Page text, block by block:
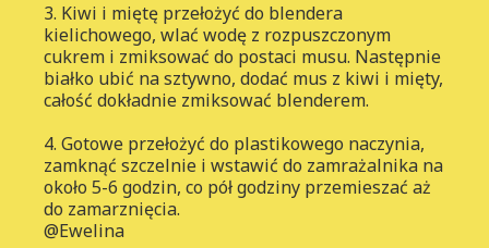
3. Kiwi i miętę przełożyć do blendera
kielichowego, wlać wodę z rozpuszczonym
cukrem i zmiksować do postaci musu. Następnie
białko ubić na sztywno, dodać mus z kiwi i mięty,
całość dokładnie zmiksować blenderem.
4. Gotowe przełożyć do plastikowego naczynia,
zamknąć szczelnie i wstawić do zamrażalnika na
około 5-6 godzin, co pół godziny przemieszać aż
do zamarznięcia.
@Ewelina